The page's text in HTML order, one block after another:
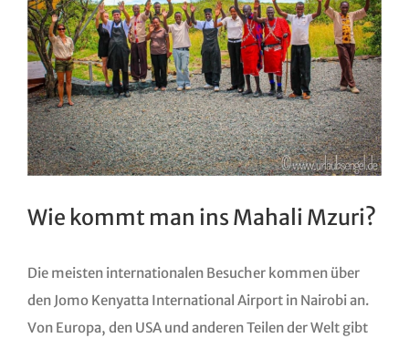
Wie kommt man ins Mahali Mzuri?
Die meisten internationalen Besucher kommen über
den Jomo Kenyatta International Airport in Nairobi an.
Von Europa, den USA und anderen Teilen der Welt gibt